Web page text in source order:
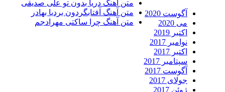
متن آهنگ دریا بدون تو علی صدیقی
متن آهنگ آفتابگردون بردیا بهادر
متن آهنگ چرا ساکتی مهرادجم
آگوست 2020
سپتامبر 2017
آگوست 2017